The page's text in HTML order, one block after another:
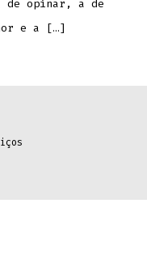
de opinar, a de
e a […]